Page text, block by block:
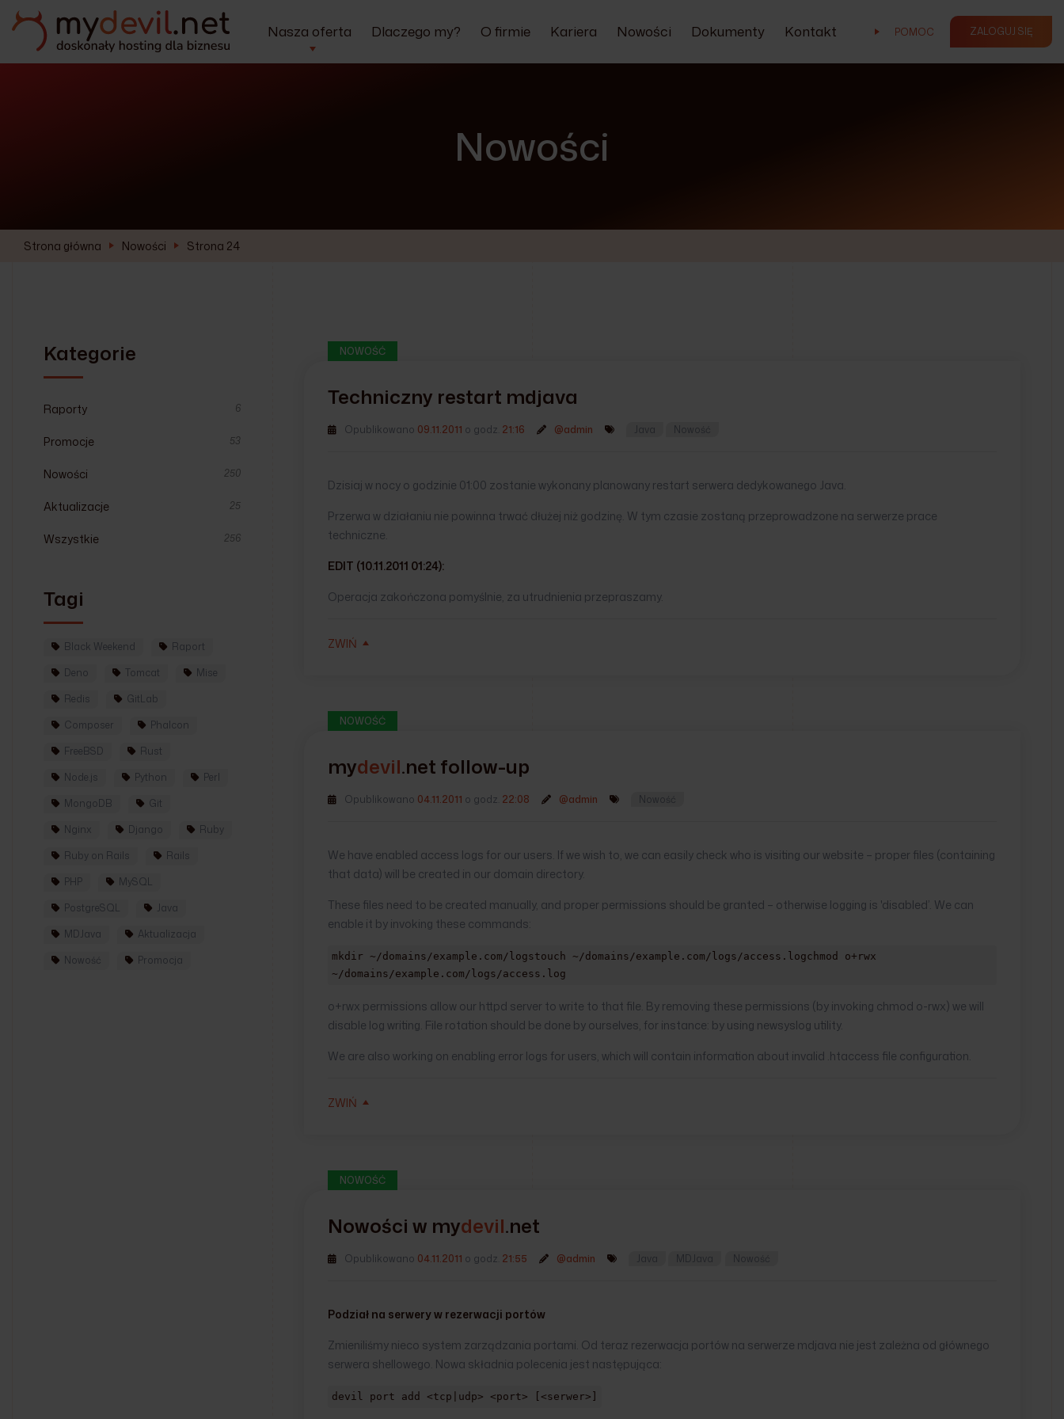
Nasza oferta Dlaczego my? O firmie Kariera Nowości Dokumenty Kontakt POMOC ZALOGUJ SIĘ
Nowości
Strona główna Nowości Strona 24
NOWOŚĆ
Techniczny restart mdjava
Opublikowano 09.11.2011 o godz. 21:16 @admin Java Nowość
Dzisiaj w nocy o godzinie 01:00 zostanie wykonany planowany restart serwera dedykowanego Java.
Przerwa w działaniu nie powinna trwać dłużej niż godzinę. W tym czasie zostaną przeprowadzone na serwerze prace
techniczne.
EDIT (10.11.2011 01:24):
Operacja zakończona pomyślnie, za utrudnienia przepraszamy.
ZWIŃ
NOWOŚĆ
mydevil.net follow-up
Opublikowano 04.11.2011 o godz. 22:08 @admin Nowość
We have enabled access logs for our users. If we wish to, we can easily check who is visiting our website – proper files (containing
that data) will be created in our domain directory.
These files need to be created manually, and proper permissions should be granted – otherwise logging is 'disabled’. We can
enable it by invoking these commands:
mkdir ~/domains/example.com/logstouch ~/domains/example.com/logs/access.logchmod o+rwx
~/domains/example.com/logs/access.log
o+rwx permissions allow our httpd server to write to that file. By removing these permissions (by invoking chmod o-rwx) we will
disable log writing. File rotation should be done by ourselves, for instance: by using newsyslog utility.
We are also working on enabling error logs for users, which will contain information about invalid .htaccess file configuration.
ZWIŃ
NOWOŚĆ
Nowości w mydevil.net
Opublikowano 04.11.2011 o godz. 21:55 @admin Java MDJava Nowość
Podział na serwery w rezerwacji portów
Zmieniliśmy nieco system zarządzania portami. Od teraz rezerwacja portów na serwerze mdjava nie jest zależna od głównego
serwera shellowego. Nowa składnia polecenia jest następująca:
devil port add <tcp|udp> <port> [<serwer>]
Kategorie
Raporty 6
Promocje 53
Nowości 250
Aktualizacje 25
Wszystkie 256
Tagi
Black Weekend
Raport
Deno
Tomcat
Mise
Redis
GitLab
Composer
Phalcon
FreeBSD
Rust
Node.js
Python
Perl
MongoDB
Git
Nginx
Django
Ruby
Ruby on Rails
Rails
PHP
MySQL
PostgreSQL
Java
MDJava
Aktualizacja
Nowość
Promocja